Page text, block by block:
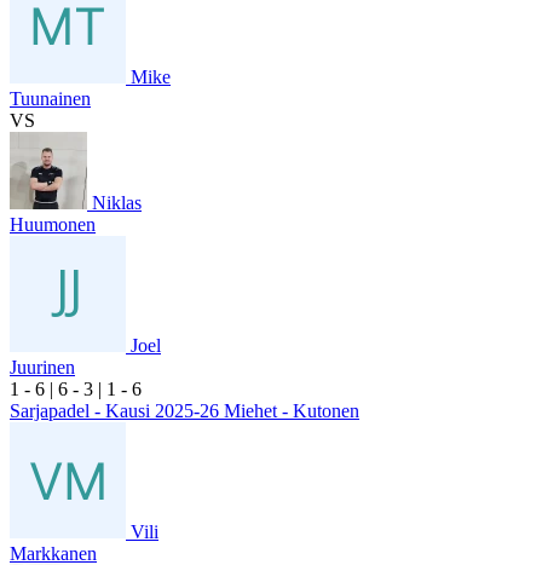
Mike
Tuunainen
VS
Niklas
Huumonen
Joel
Juurinen
1 - 6 | 6 - 3 | 1 - 6
Sarjapadel - Kausi 2025-26 Miehet - Kutonen
Vili
Markkanen